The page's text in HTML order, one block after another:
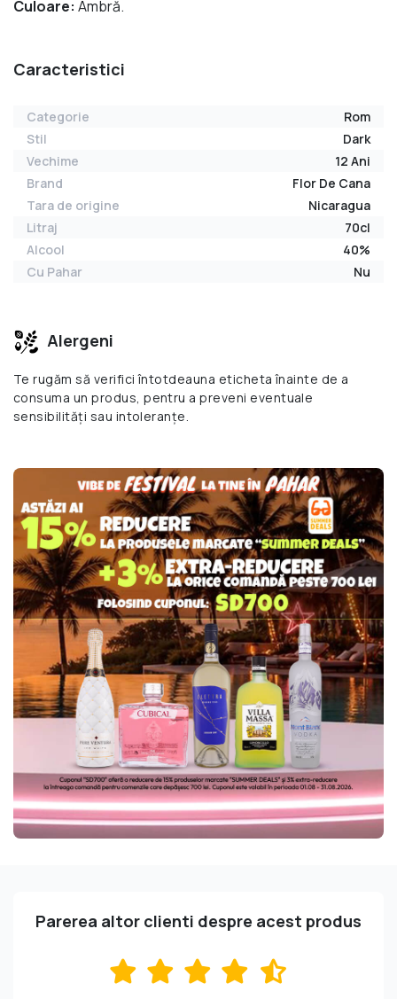
Culoare: Ambră.
Caracteristici
Categorie
Rom
Stil
Dark
Vechime
12 Ani
Brand
Flor De Cana
Tara de origine
Nicaragua
Litraj
70cl
Alcool
40%
Cu Pahar
Nu
Alergeni
Te rugăm să verifici întotdeauna eticheta înainte de a
consuma un produs, pentru a preveni eventuale
sensibilități sau intoleranțe.
Parerea altor clienti despre acest produs